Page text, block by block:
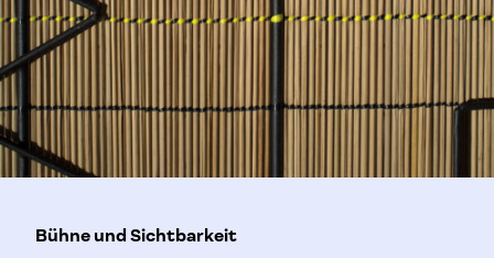
Bühne und Sichtbarkeit